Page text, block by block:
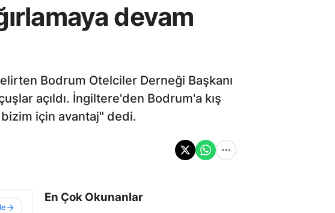
devam
Bodrum Otelciler Derneği Başkanı
açıldı. İngiltere'den Bodrum'a kış
için avantaj" dedi.
En Çok Okunanlar